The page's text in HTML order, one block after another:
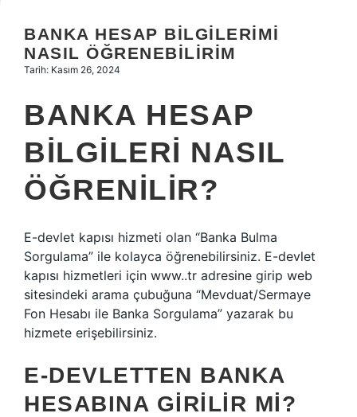
Hakkımızda
BANKA HESAP BILGILERIMI
NASIL ÖĞRENEBILIRIM
Tarih: Kasım 26, 2024
BANKA HESAP
BILGILERI NASIL
ÖĞRENILIR?
E-devlet kapısı hizmeti olan “Banka Bulma
Sorgulama” ile kolayca öğrenebilirsiniz. E-devlet
kapısı hizmetleri için www..tr adresine girip web
sitesindeki arama çubuğuna “Mevduat/Sermaye
Fon Hesabı ile Banka Sorgulama” yazarak bu
hizmete erişebilirsiniz.
E-DEVLETTEN BANKA
HESABINA GIRILIR MI?